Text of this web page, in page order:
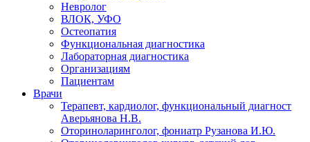
Невролог
ВЛОК, УФО
Остеопатия
Функциональная диагностика
Лабораторная диагностика
Организациям
Пациентам
Врачи
Терапевт, кардиолог, функциональный диагност
Аверьянова Н.В.
Оториноларинголог, фониатр Рузанова И.Ю.